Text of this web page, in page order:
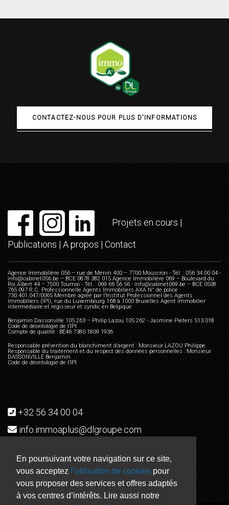
En poursuivant votre navigation sur ce site,
vous acceptez l’utilisation de cookies pour
vous proposer des services et offres adaptés
à vos centres d’intérêts. Lire aussi notre
CONTACTEZ-NOUS POUR PLUS D'INFORMATIONS
Projets en cours |
Publications | A propos | Contact
Agence Immobilière 056 – rue de Menin 400 – 7700 Mouscron - Tél. : 056 34 00 04 -
info@cabinet056.be – BCE 0878 382 015 Agence Immobilière 069 – Boulevard du
Roi Albert 44 – 7500 Tournai - Tél. : 069 66 56 56 - info@cabinet069.be – BCE 0508
765 097 R.C. Professionnelle Agents Immobiliers AXA N° de police :
730.401.047/0065 Membre agréé par l’Institut Professionnel des Agents
Immobiliers (IPI), rue du Luxembourg 16B à 1000 Bruxelles Agent immobilier
intermédiaire et régisseur et syndic en Belgique
Benjamin Dassonville 105.263 – Philip Lazou 105.262 - Jasmine Pieters 513.018
Code de déontologie de l’IPI
Compte de qualité : BE46 7380 1809 1936
Responsable prévention du blanchiment d’argent : Monsieur LAZOU Philippe
Responsable du traitement et du respect des données personnelles : Monsieur
DASSONVILLE Benjamin
Code de déontologie de l’IPI
+32 56 34 00 04
info.immoaplus@dlgroupe.com